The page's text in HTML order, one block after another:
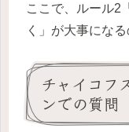
ここで、ルール2
く」が大事になる
チャイコフ
ンでの質問